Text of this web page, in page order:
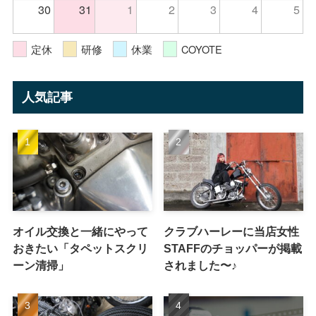
30
31 1 2 3 4 5
定休 研修 休業 COYOTE
人気記事
オイル交換と一緒にやって
おきたい「タペットスクリ
ーン清掃」
クラブハーレーに当店女性
STAFFのチョッパーが掲載
されました〜♪